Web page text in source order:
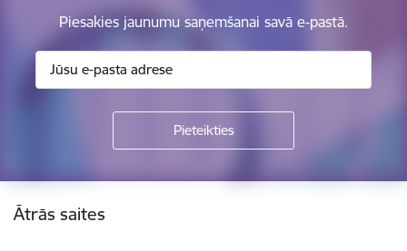
Piesakies jaunumu saņemšanai savā e-pastā.
Kājene
Ātrās saites